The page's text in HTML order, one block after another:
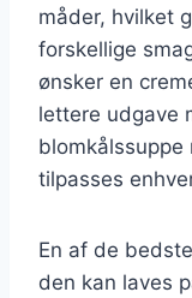
måder, hvilket
forskellige
ønsker en
lettere udgave
blomkålssuppe
tilpasses
En af de
den kan laves